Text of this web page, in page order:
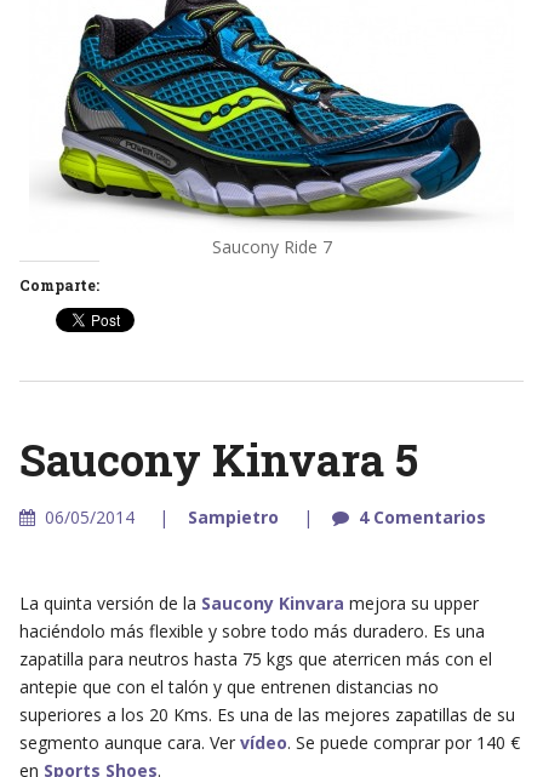
Saucony Ride 7
Comparte:
Saucony Kinvara 5
06/05/2014 Sampietro 4 Comentarios
La quinta versión de la Saucony Kinvara mejora su upper
haciéndolo más flexible y sobre todo más duradero. Es una
zapatilla para neutros hasta 75 kgs que aterricen más con el
antepie que con el talón y que entrenen distancias no
superiores a los 20 Kms. Es una de las mejores zapatillas de su
segmento aunque cara. Ver vídeo. Se puede comprar por 140 €
en Sports Shoes.